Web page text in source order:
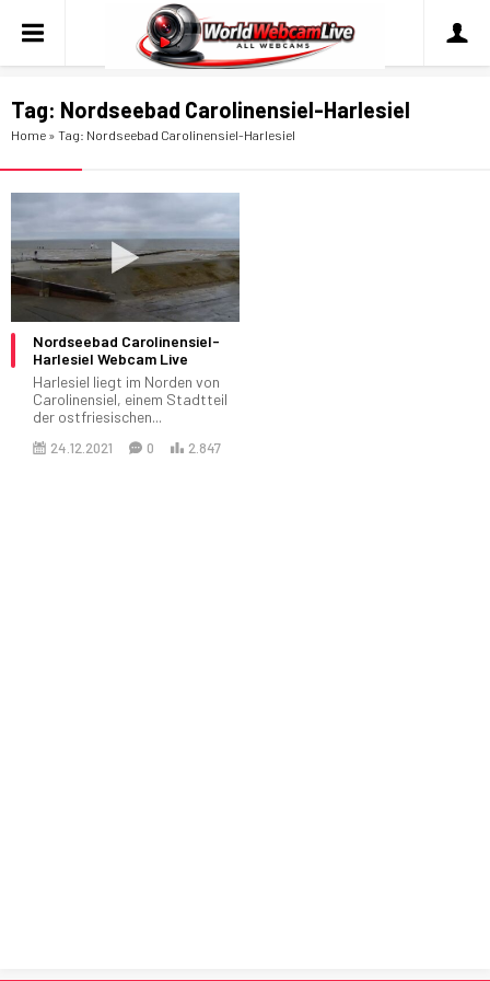
Tag: Nordseebad Carolinensiel-Harlesiel
Home » Tag: Nordseebad Carolinensiel-Harlesiel
Nordseebad Carolinensiel-
Harlesiel Webcam Live
Harlesiel liegt im Norden von
Carolinensiel, einem Stadtteil
der ostfriesischen...
24.12.2021 0 2.847